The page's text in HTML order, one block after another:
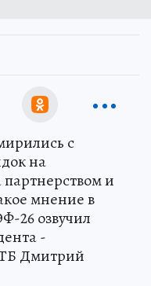
с
на
и
мнение в
26 озвучил
-
Дмитрий